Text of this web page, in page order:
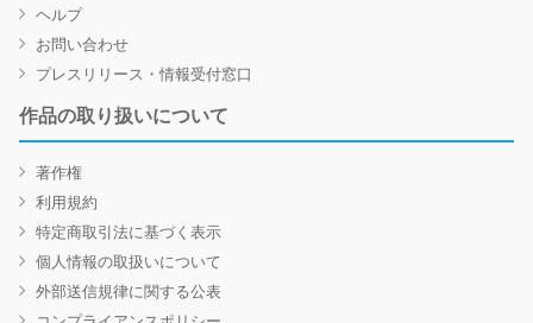
ヘルプ
お問い合わせ
プレスリリース・情報受付窓口
作品の取り扱いについて
著作権
利用規約
特定商取引法に基づく表示
個人情報の取扱いについて
外部送信規律に関する公表